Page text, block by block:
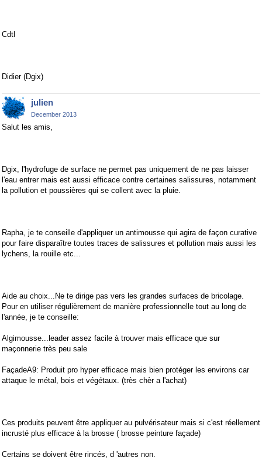
Cdtl
Didier (Dgix)
julien
December 2013
Salut les amis,
Dgix, l'hydrofuge de surface ne permet pas uniquement de ne pas laisser
l'eau entrer mais est aussi efficace contre certaines salissures, notamment
la pollution et poussières qui se collent avec la pluie.
Rapha, je te conseille d'appliquer un antimousse qui agira de façon curative
pour faire disparaître toutes traces de salissures et pollution mais aussi les
lychens, la rouille etc...
Aide au choix...Ne te dirige pas vers les grandes surfaces de bricolage.
Pour en utiliser régulièrement de manière professionnelle tout au long de
l'année, je te conseille:
Algimousse...leader assez facile à trouver mais efficace que sur
maçonnerie très peu sale
FaçadeA9: Produit pro hyper efficace mais bien protéger les environs car
attaque le métal, bois et végétaux. (très chèr a l'achat)
Ces produits peuvent être appliquer au pulvérisateur mais si c'est réellement
incrusté plus efficace à la brosse ( brosse peinture façade)
Certains se doivent être rincés, d 'autres non.